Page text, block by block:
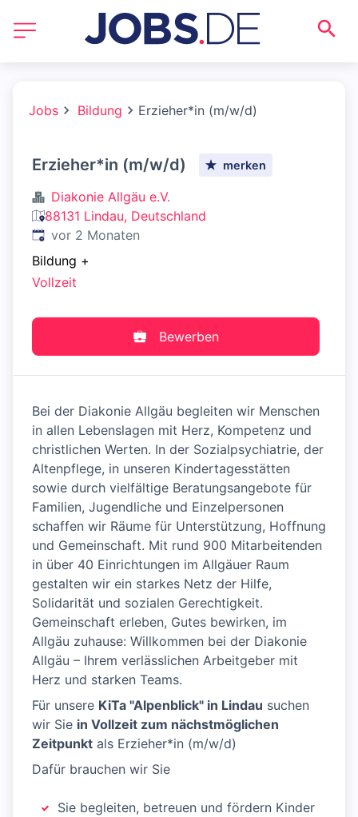
Jobs Bildung Erzieher*in (m/w/d)
Erzieher*in (m/w/d) merken
Diakonie Allgäu e.V.
88131 Lindau, Deutschland
Veröffentlicht:
vor 2 Monaten
Bildung +
Vollzeit
Bewerben
Bei der Diakonie Allgäu begleiten wir Menschen
in allen Lebenslagen mit Herz, Kompetenz und
christlichen Werten. In der Sozialpsychiatrie, der
Altenpflege, in unseren Kindertagesstätten
sowie durch vielfältige Beratungsangebote für
Familien, Jugendliche und Einzelpersonen
schaffen wir Räume für Unterstützung, Hoffnung
und Gemeinschaft. Mit rund 900 Mitarbeitenden
in über 40 Einrichtungen im Allgäuer Raum
gestalten wir ein starkes Netz der Hilfe,
Solidarität und sozialen Gerechtigkeit.
Gemeinschaft erleben, Gutes bewirken, im
Allgäu zuhause: Willkommen bei der Diakonie
Allgäu – Ihrem verlässlichen Arbeitgeber mit
Herz und starken Teams.
Für unsere KiTa "Alpenblick" in Lindau suchen
wir Sie in Vollzeit zum nächstmöglichen
Zeitpunkt als Erzieher*in (m/w/d)
Dafür brauchen wir Sie
Sie begleiten, betreuen und fördern Kinder